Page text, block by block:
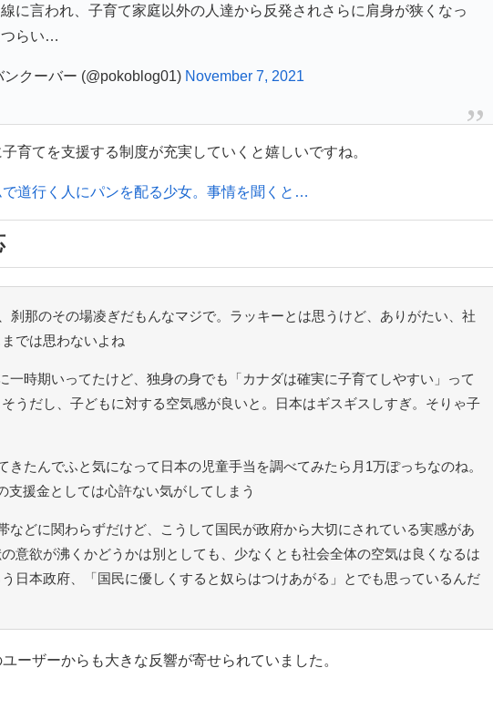
に言われ、子育て家庭以外の人達から反発されさらに肩身が狭くなっ
つらい…
クーバー (@pokoblog01) November 7, 2021
育てを支援する制度が充実していくと嬉しいですね。
道行く人にパンを配る少女。事情を聞くと…
刹那のその場凌ぎだもんなマジで。ラッキーとは思うけど、ありがたい、社
では思わないよね
一時期いってたけど、独身の身でも「カナダは確実に子育てしやすい」って
うだし、子どもに対する空気感が良いと。日本はギスギスしすぎ。そりゃ子
きたんでふと気になって日本の児童手当を調べてみたら月1万ぽっちなのね。
支援金としては心許ない気がしてしまう
などに関わらずだけど、こうして国民が政府から大切にされている実感があ
意欲が沸くかどうかは別としても、少なくとも社会全体の空気は良くなるは
日本政府、「国民に優しくすると奴らはつけあがる」とでも思っているんだ
ーザーからも大きな反響が寄せられていました。